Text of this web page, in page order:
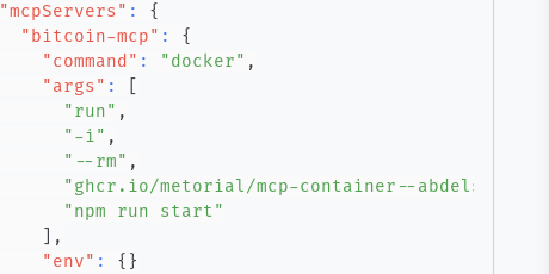
"mcpServers" :
{
"bitcoin-mcp" :
{
"command" : "docker" ,
"args" :
"run" ,
"-i" ,
"--rm" ,
"ghcr.io/metorial/mcp-container--
"npm run start"
,
"env" : { }